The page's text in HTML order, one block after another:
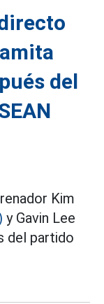
del
Kim
y Gavin Lee
del partido